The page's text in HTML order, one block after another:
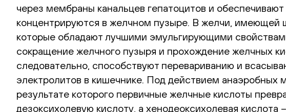
через мембраны канальцев гепатоцитов и
концентрируются в желчном пузыре. В желчи, имеющей
которые обладают лучшими эмульгирующими
сокращение желчного пузыря и прохождение желчных
следовательно, способствуют перевариванию и
электролитов в кишечнике. Под действием анаэробных
результате которого первичные желчные кислоты
дезоксихолевую кислоту, а хенодеоксихолевая